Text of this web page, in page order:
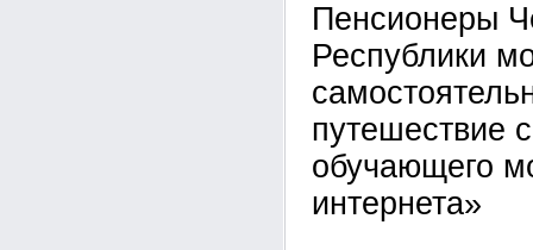
Пенсионеры
Республики
путешествие
обучающего
интернета»